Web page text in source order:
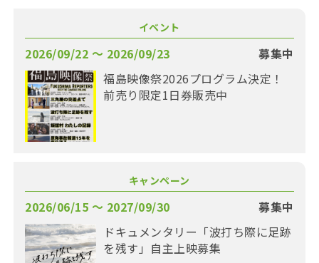
イベント
2026/09/22 〜 2026/09/23
募集中
福島映像祭2026プログラム決定！
前売り限定1日券販売中
キャンペーン
2026/06/15 〜 2027/09/30
募集中
ドキュメンタリー「波打ち際に足跡
を残す」自主上映募集